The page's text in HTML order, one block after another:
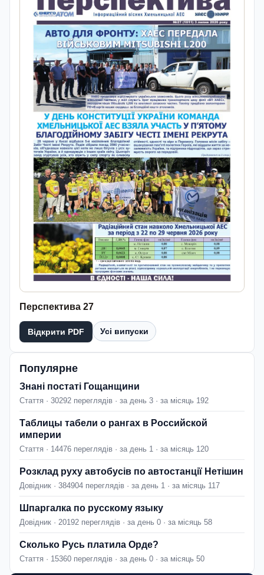
Перспектива 27
Відкрити PDF Усі випуски
Популярне
Знані постаті Гощанщини
Стаття · 30292 переглядів · за день 3 · за місяць 192
Таблицы табели о рангах в Российской
империи
Стаття · 14476 переглядів · за день 1 · за місяць 120
Розклад руху автобусів по автостанції Нетішин
Довідник · 384904 переглядів · за день 1 · за місяць 117
Шпаргалка по русскому языку
Довідник · 20192 переглядів · за день 0 · за місяць 58
Сколько Русь платила Орде?
Стаття · 15360 переглядів · за день 0 · за місяць 50